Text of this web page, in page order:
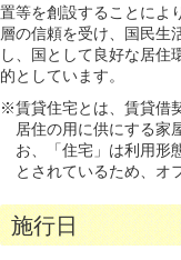
置等を創設することによ
層の信頼を受け、国民生
し、国として良好な居住
的としています。
※賃貸住宅とは、賃貸借
居住の用に供にする家
お、「住宅」は利用形
とされているため、オ
施行日